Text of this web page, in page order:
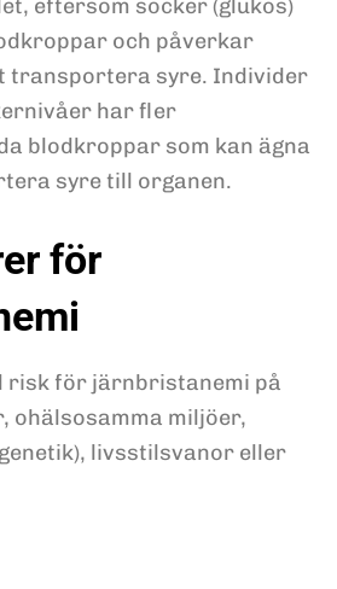
eftersom socker (glukos)
och påverkar
transportera syre. Individer
har fler
blodkroppar som kan ägna
syre till organen.
för
risk för järnbristanemi på
ohälsosamma miljöer,
livsstilsvanor eller